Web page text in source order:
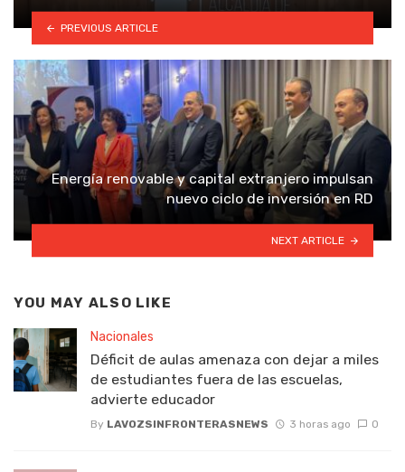
PREVIOUS ARTICLE
Energía renovable y capital extranjero impulsan
nuevo ciclo de inversión en RD
NEXT ARTICLE
YOU MAY ALSO LIKE
Nacionales
Déficit de aulas amenaza con dejar a miles
de estudiantes fuera de las escuelas,
advierte educador
By LAVOZSINFRONTERASNEWS 3 horas ago 0